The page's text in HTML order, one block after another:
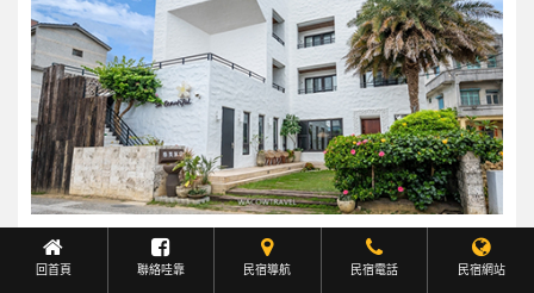
小琉球民宿
泰美風情旅店
回首頁 聯絡哇靠 民宿導航 民宿電話 民宿網站
Facebook聯繫